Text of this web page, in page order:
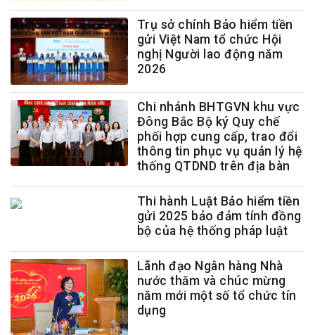
Trụ sở chính Bảo hiểm tiền
gửi Việt Nam tổ chức Hội
nghị Người lao động năm
2026
Chi nhánh BHTGVN khu vực
Đông Bắc Bộ ký Quy chế
phối hợp cung cấp, trao đổi
thông tin phục vụ quản lý hệ
thống QTDND trên địa bàn
Thi hành Luật Bảo hiểm tiền
gửi 2025 bảo đảm tính đồng
bộ của hệ thống pháp luật
Lãnh đạo Ngân hàng Nhà
nước thăm và chúc mừng
năm mới một số tổ chức tín
dụng